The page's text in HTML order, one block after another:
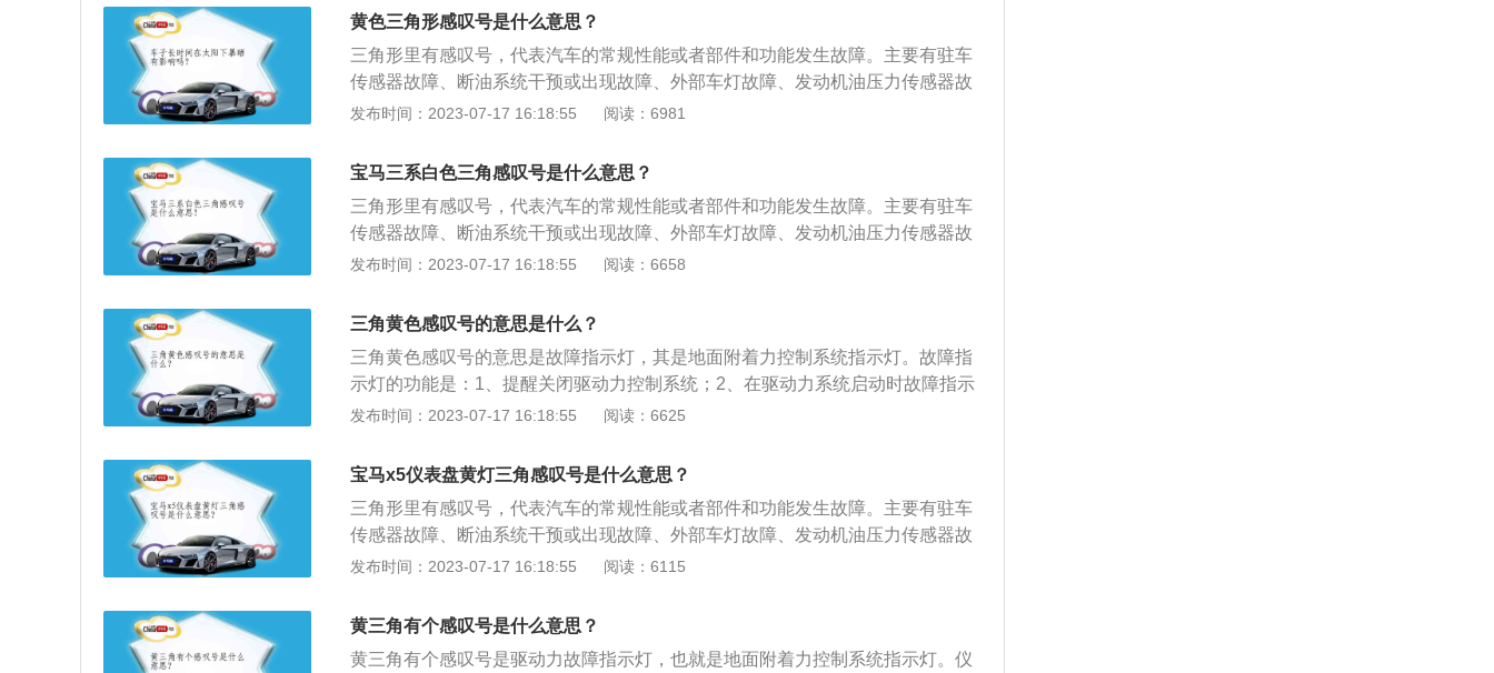
这个代表着轮胎气压监测警示灯，当汽车的轮胎气压过低时，该警告灯就会亮
起。需检查汽车胎压，将胎压恢复到正常范围内。灯光故障：黄色灯泡感叹号，
这是灯光故障指示灯，提示有车灯出现故障。解决方案：尽快去4s店检查处理，
里出现了问题。
色齿轮里面有感叹号、红色括号圆圈中间有感叹号、黄色括号下面一横中间有感
叹号、黄色灯泡带感叹号。以下是4种情况的具体分析：自动变速器故障：黄色
齿轮里面有感叹号，这是自动变速器故障警告灯，说明变速箱存在故障或变速箱
润滑油低于正常范围。需及时更换变速箱油。制动系统故障：括号圆圈中间有感
叹号，这个代表着制动系统的警示，主要有制动系统发生故障和制动液面过低。
这个代表着轮胎气压监测警示灯，当汽车的轮胎气压过低时，该警告灯就会亮
起。需检查汽车胎压，将胎压恢复到正常范围内。灯光故障：黄色灯泡感叹号，
这是灯光故障指示灯，提示有车灯出现故障。解决方案：尽快去4s店检查处理，
里出现了问题。
黄色三角形感叹号是什么意思？
三角形里有感叹号，代表汽车的常规性能或者部件和功能发生故障。主要有驻车
传感器故障、断油系统干预或出现故障、外部车灯故障、发动机油压力传感器故
障等。解决办法：需要前往4S店进行检修，查出故障来源。感叹号是汽车常见的
色齿轮里面有感叹号、红色括号圆圈中间有感叹号、黄色括号下面一横中间有感
叹号、黄色灯泡带感叹号。以下是4种情况的具体分析：自动变速器故障：黄色
齿轮里面有感叹号，这是自动变速器故障警告灯，说明变速箱存在故障或变速箱
润滑油低于正常范围。需及时更换变速箱油。制动系统故障：括号圆圈中间有感
叹号，这个代表着制动系统的警示，主要有制动系统发生故障和制动液面过低。
这个代表着轮胎气压监测警示灯，当汽车的轮胎气压过低时，该警告灯就会亮
起。需检查汽车胎压，将胎压恢复到正常范围内。灯光故障：黄色灯泡感叹号，
这是灯光故障指示灯，提示有车灯出现故障。解决方案：尽快去4s店检查处理，
里出现了问题。
发布时间：2023-07-17 16:18:55 阅读：6981
宝马三系白色三角感叹号是什么意思？
三角形里有感叹号，代表汽车的常规性能或者部件和功能发生故障。主要有驻车
传感器故障、断油系统干预或出现故障、外部车灯故障、发动机油压力传感器故
障等。解决办法：需要前往4S店进行检修，查出故障来源。感叹号是汽车常见的
色齿轮里面有感叹号、红色括号圆圈中间有感叹号、黄色括号下面一横中间有感
叹号、黄色灯泡带感叹号。以下是4种情况的具体分析：自动变速器故障：黄色
齿轮里面有感叹号，这是自动变速器故障警告灯，说明变速箱存在故障或变速箱
润滑油低于正常范围。需及时更换变速箱油。制动系统故障：括号圆圈中间有感
叹号，这个代表着制动系统的警示，主要有制动系统发生故障和制动液面过低。
这个代表着轮胎气压监测警示灯，当汽车的轮胎气压过低时，该警告灯就会亮
起。需检查汽车胎压，将胎压恢复到正常范围内。灯光故障：黄色灯泡感叹号，
这是灯光故障指示灯，提示有车灯出现故障。解决方案：尽快去4s店检查处理，
里出现了问题。
发布时间：2023-07-17 16:18:55 阅读：6658
三角黄色感叹号的意思是什么？
三角黄色感叹号的意思是故障指示灯，其是地面附着力控制系统指示灯。故障指
示灯的功能是：1、提醒关闭驱动力控制系统；2、在驱动力系统启动时故障指示
灯亮起并始终亮着，表明tsc有问题。引起车辆故障指示灯亮起的原因有：1、汽
现故障前后雷达损坏，或者电路问题使汽车前后雷达不能识别；3、车辆灯光系
统出现故障，明灯、转向灯、刹车灯和示宽灯；4、发动机出现温度高、缺缸；
5、燃油质量低、火花塞故障、油路系统堵塞；6、驱动系统故障esp车身稳定系
统故障；7、abs防抱死系统故障。
发布时间：2023-07-17 16:18:55 阅读：6625
宝马x5仪表盘黄灯三角感叹号是什么意思？
三角形里有感叹号，代表汽车的常规性能或者部件和功能发生故障。主要有驻车
传感器故障、断油系统干预或出现故障、外部车灯故障、发动机油压力传感器故
障等。解决办法：需要前往4S店进行检修，查出故障来源。感叹号是汽车常见的
色齿轮里面有感叹号、红色括号圆圈中间有感叹号、黄色括号下面一横中间有感
叹号、黄色灯泡带感叹号。以下是4种情况的具体分析：自动变速器故障：黄色
齿轮里面有感叹号，这是自动变速器故障警告灯，说明变速箱存在故障或变速箱
发布时间：2023-07-17 16:18:55 阅读：6115
黄三角有个感叹号是什么意思？
黄三角有个感叹号是驱动力故障指示灯，也就是地面附着力控制系统指示灯。仪